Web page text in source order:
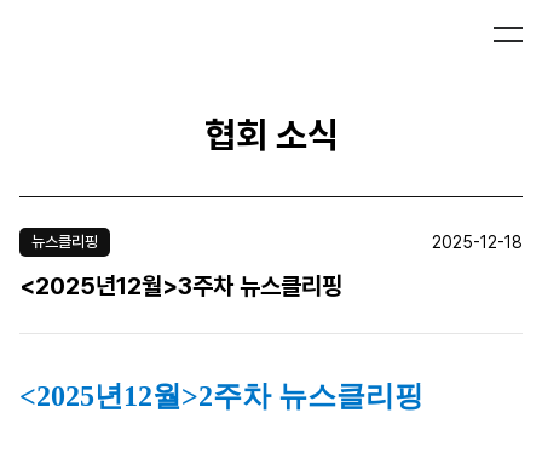
협회 소식
뉴스클리핑 2025-12-18
<2025년12월>3주차 뉴스클리핑
<2025년12월>2주차 뉴스클리핑